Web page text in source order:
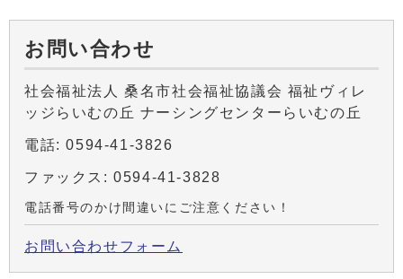
お問い合わせ
社会福祉法人 桑名市社会福祉協議会 福祉ヴィレ
ッジらいむの丘 ナーシングセンターらいむの丘
電話: 0594-41-3826
ファックス: 0594-41-3828
電話番号のかけ間違いにご注意ください！
お問い合わせフォーム